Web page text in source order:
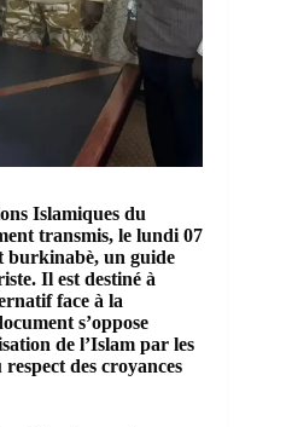
Islamiques du
transmis, le lundi 07
burkinabè, un guide
Il est destiné à
face à la
s’oppose
de l’Islam par les
des croyances